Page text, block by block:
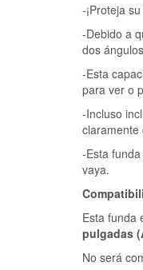
-¡Proteja
-Debido a
dos
-Esta
para ver o
-Incluso
claramente
-Esta
vaya.
Esta funda
pulgadas
No será